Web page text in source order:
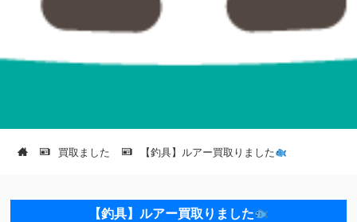
買取ました 【釣具】ルアー買取りました
【釣具】ルアー買取りました